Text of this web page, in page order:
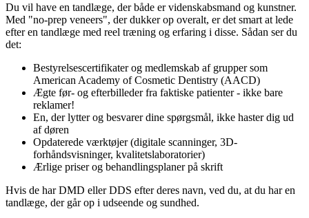
Du vil have en tandlæge, der både er videnskabsmand og kunstner.
Med "no-prep veneers", der dukker op overalt, er det smart at lede
efter en tandlæge med reel træning og erfaring i disse. Sådan ser du
det:
Bestyrelsescertifikater og medlemskab af grupper som
American Academy of Cosmetic Dentistry (AACD)
Ægte før- og efterbilleder fra faktiske patienter - ikke bare
reklamer!
En, der lytter og besvarer dine spørgsmål, ikke haster dig ud
af døren
Opdaterede værktøjer (digitale scanninger, 3D-
forhåndsvisninger, kvalitetslaboratorier)
Ærlige priser og behandlingsplaner på skrift
Hvis de har DMD eller DDS efter deres navn, ved du, at du har en
tandlæge, der går op i udseende og sundhed.